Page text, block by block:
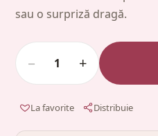
sau o surpriză dragă.
− 1 +
La favorite Distribuie